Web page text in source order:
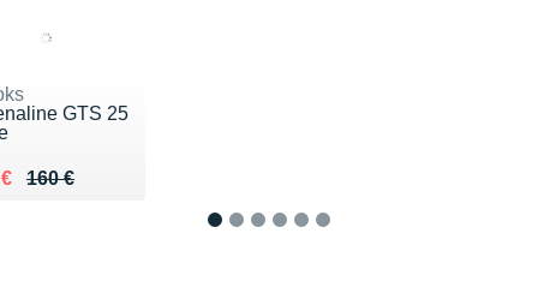
GTS 25
160 €
de 160 €
135 €